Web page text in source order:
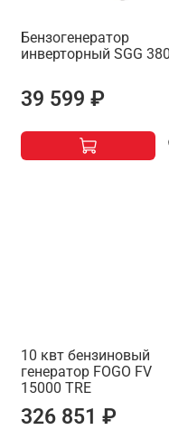
Бензогенератор
инверторный SGG
39 599 ₽
10 квт бензиновый
генератор FOGO FV
15000 TRE
326 851 ₽